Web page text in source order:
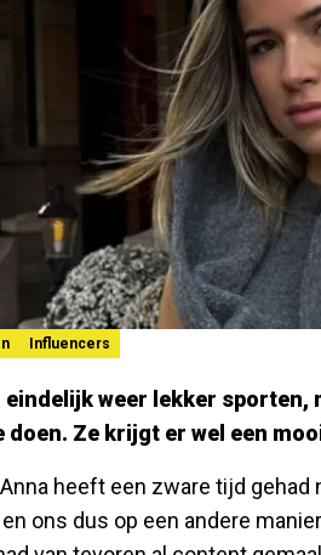
Influencers
eindelijk weer lekker sporten,
doen. Ze krijgt er wel een
heeft een zware tijd gehad
ons dus op een andere